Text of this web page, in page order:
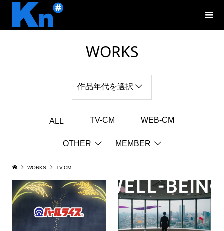
WORKS
作品年代を選択
ALL TV-CM WEB-CM
OTHER MEMBER
WORKS TV-CM